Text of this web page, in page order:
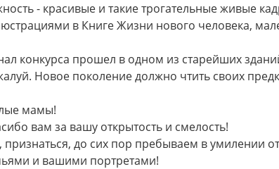
- красивые и такие трогательные живые
в Книге Жизни нового человека,
конкурса прошел в одном из старейших
Новое поколение должно чтить своих
мамы!
вам за вашу открытость и смелость!
до сих пор пребываем в умилении
и вашими портретами!